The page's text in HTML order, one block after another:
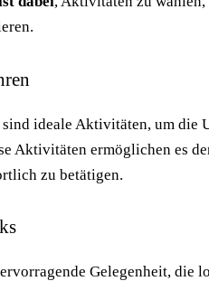
ideale Aktivitäten, um die
Aktivitäten ermöglichen es
zu betätigen.
Gelegenheit, die